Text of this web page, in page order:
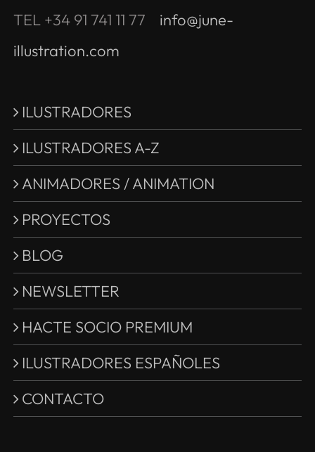
TEL +34 91 741 11 77 info@june-
illustration.com
ILUSTRADORES
ILUSTRADORES A-Z
ANIMADORES / ANIMATION
PROYECTOS
BLOG
NEWSLETTER
HACTE SOCIO PREMIUM
ILUSTRADORES ESPAÑOLES
CONTACTO